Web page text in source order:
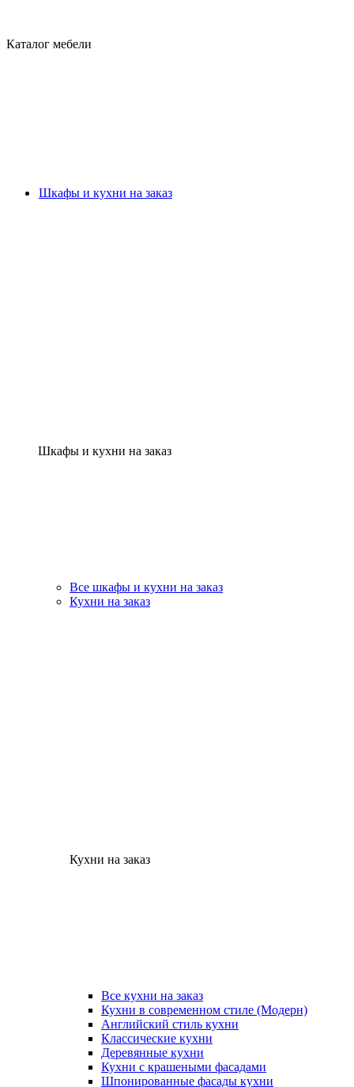
Каталог мебели
Шкафы и кухни на заказ
Шкафы и кухни на заказ
Все шкафы и кухни на заказ
Кухни на заказ
Кухни на заказ
Все кухни на заказ
Кухни в современном стиле (Модерн)
Английский стиль кухни
Классические кухни
Деревянные кухни
Кухни с крашеными фасадами
Шпонированные фасады кухни